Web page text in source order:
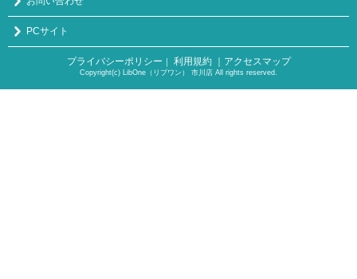
PCサイト
プライバシーポリシー ｜ 利用規約 ｜アクセスマップ
Copyright(c) LibOne（リブワン） 市川店 All rights reserved.